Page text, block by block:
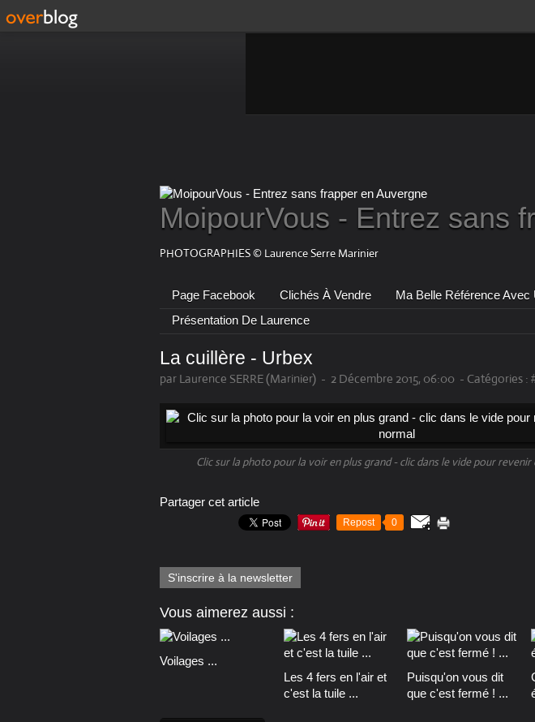
MoipourVous - Entrez sans
PHOTOGRAPHIES © Laurence Serre Marinier
Page Facebook Clichés À Vendre Ma Belle Référence
Présentation De Laurence
La cuillère - Urbex
par Laurence SERRE (Marinier) - 2 Décembre 2015, 06:00 - Catégories :
Clic sur la photo pour la voir en plus grand - clic dans le vide pour
Partager cet article
Repost 0
S'inscrire à la newsletter
Vous aimerez aussi :
Voilages ...
Les 4 fers en l'air et
c'est la tuile ...
Puisqu'on vous dit
que c'est fermé ! ...